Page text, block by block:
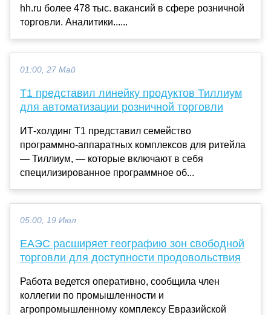
hh.ru более 478 тыс. вакансий в сфере розничной
торговли. Аналитики......
01:00, 27 Май
Т1 представил линейку продуктов Тиллиум
для автоматизации розничной торговли
ИТ-холдинг Т1 представил семейство
программно-аппаратных комплексов для ритейла
— Тиллиум, — которые включают в себя
специлизированное программное об...
05:00, 19 Июл
ЕАЭС расширяет географию зон свободной
торговли для доступности продовольствия
Работа ведется оперативно, сообщила член
коллегии по промышленности и
агропромышленному комплексу Евразийской